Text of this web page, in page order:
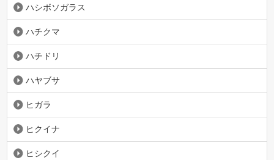
ハシボソガラス
ハチクマ
ハチドリ
ハヤブサ
ヒガラ
ヒクイナ
ヒシクイ